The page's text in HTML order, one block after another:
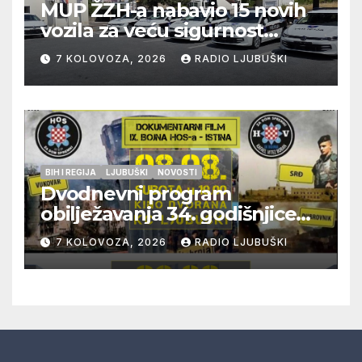
MUP ŽZH-a nabavio 15 novih
vozila za veću sigurnost
građana i učinkovitiji rad
policije
7 KOLOVOZA, 2026 RADIO LJUBUŠKI
BIH I REGIJA LJUBUŠKI NOVOSTI
Dvodnevni program
obilježavanja 34. godišnjice
pogibije generala Blaža
Kraljevića i osmorice
pripadnika HOS-a
7 KOLOVOZA, 2026 RADIO LJUBUŠKI